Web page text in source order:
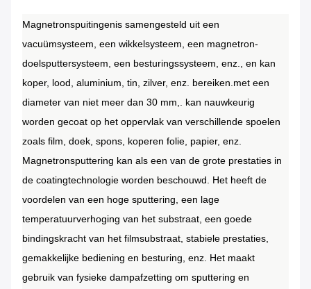
Magnetronspuitingenis samengesteld uit een
vacuümsysteem, een wikkelsysteem, een magnetron-
doelsputtersysteem, een besturingssysteem, enz., en kan
koper, lood, aluminium, tin, zilver, enz. bereiken.met een
diameter van niet meer dan 30 mm,. kan nauwkeurig
worden gecoat op het oppervlak van verschillende spoelen
zoals film, doek, spons, koperen folie, papier, enz.
Magnetronsputtering kan als een van de grote prestaties in
de coatingtechnologie worden beschouwd. Het heeft de
voordelen van een hoge sputtering, een lage
temperatuurverhoging van het substraat, een goede
bindingskracht van het filmsubstraat, stabiele prestaties,
gemakkelijke bediening en besturing, enz. Het maakt
gebruik van fysieke dampafzetting om sputtering en